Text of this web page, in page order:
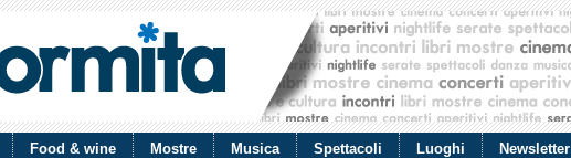
Food & wine Mostre Musica Spettacoli Luoghi Newsletter